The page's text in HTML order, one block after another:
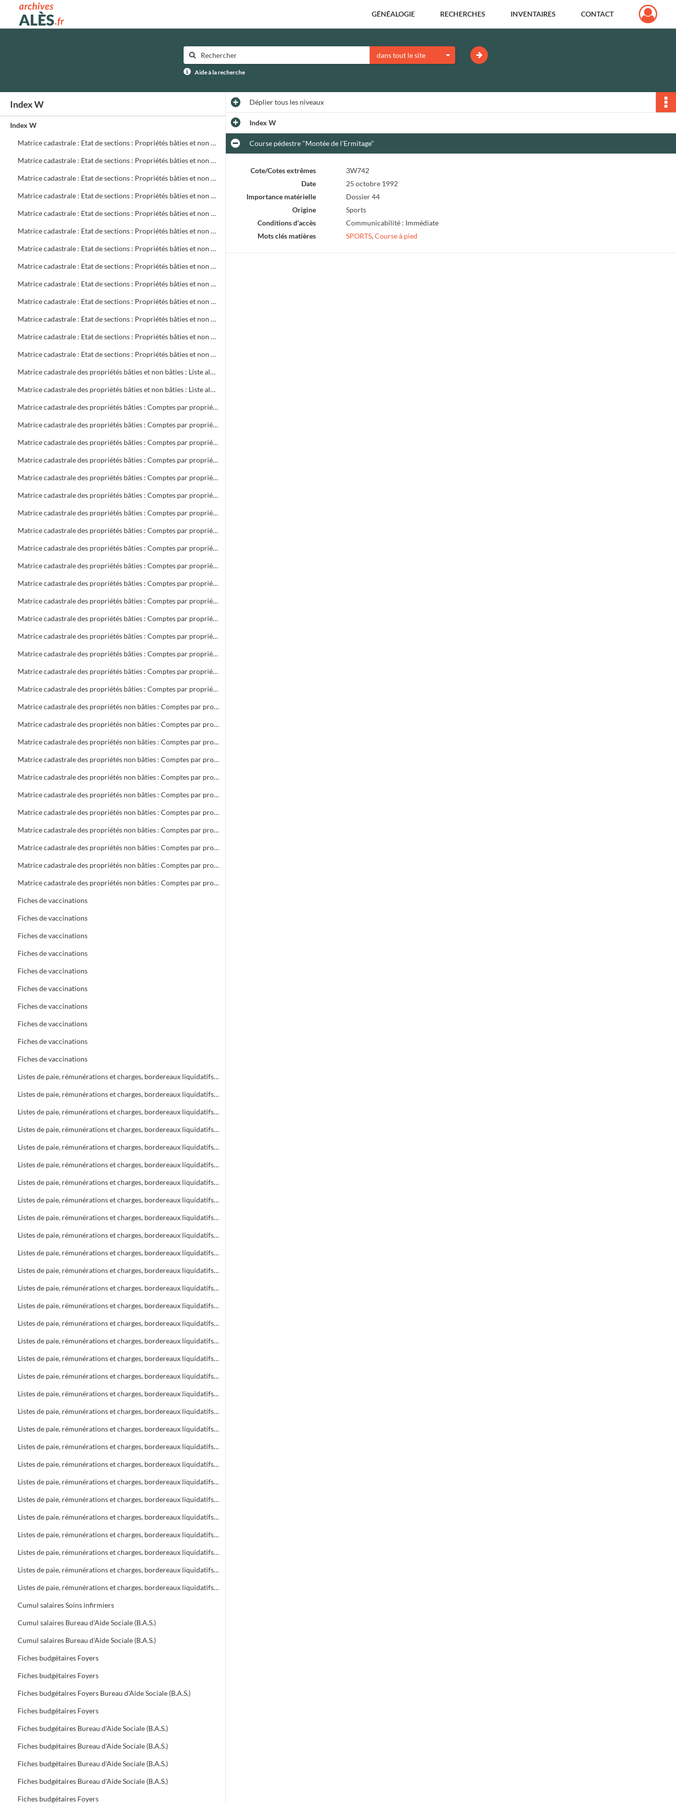
Archives municipales d'Alès GÉNÉALOGIE RECHERCHES INVENTAIRES CONTACT
dans tout le site
Aide à la recherche
Index W
Index W
Matrice cadastrale : Etat de sections : Propriétés bâties et non bâties : Comptes par rue et lieu-dit : CA 621 à 780
Matrice cadastrale : Etat de sections : Propriétés bâties et non bâties : Comptes par rue et lieu-dit : CB 1 à 299
Matrice cadastrale : Etat de sections : Propriétés bâties et non bâties : Comptes par rue et lieu-dit : CB 300 à 499
Matrice cadastrale : Etat de sections : Propriétés bâties et non bâties : Comptes par rue et lieu-dit : CB 500 à 699
Matrice cadastrale : Etat de sections : Propriétés bâties et non bâties : Comptes par rue et lieu-dit : CB 700 à 719
Matrice cadastrale : Etat de sections : Propriétés bâties et non bâties : Comptes par rue et lieu-dit : CB 720 à 770
Matrice cadastrale : Etat de sections : Propriétés bâties et non bâties : Comptes par rue et lieu-dit : CB 771 à 855
Matrice cadastrale : Etat de sections : Propriétés bâties et non bâties : Comptes par rue et lieu-dit : CD 1 à 304
Matrice cadastrale : Etat de sections : Propriétés bâties et non bâties : Comptes par rue et lieu-dit : CH 1 à 394
Matrice cadastrale : Etat de sections : Propriétés bâties et non bâties : Comptes par rue et lieu-dit : CM 1 à 386
Matrice cadastrale : Etat de sections : Propriétés bâties et non bâties : Comptes par rue et lieu-dit : CN 1 à 190
Matrice cadastrale : Etat de sections : Propriétés bâties et non bâties : Comptes par rue et lieu-dit : CN 191 à 387
Matrice cadastrale : Etat de sections : Propriétés bâties et non bâties : Comptes par rue et lieu-dit : CO 1 à 440
Matrice cadastrale des propriétés bâties et non bâties : Liste alphabétique des propriétaires : A à G
Matrice cadastrale des propriétés bâties et non bâties : Liste alphabétique des propriétaires : A à Z
Matrice cadastrale des propriétés bâties : Comptes par propriétaire : 2 à 469 sociétés
Matrice cadastrale des propriétés bâties : Comptes par propriétaire : 2 à 680 copropriétés
Matrice cadastrale des propriétés bâties : Comptes par propriétaire : B 1 à 700
Matrice cadastrale des propriétés bâties : Comptes par propriétaire : B 701 à 1404
Matrice cadastrale des propriétés bâties : Comptes par propriétaire : B 1404 à C 400
Matrice cadastrale des propriétés bâties : Comptes par propriétaire : C 401 à 1268
Matrice cadastrale des propriétés bâties : Comptes par propriétaire : D 1 à E 116
Matrice cadastrale des propriétés bâties : Comptes par propriétaire : F 3 à 566
Matrice cadastrale des propriétés bâties : Comptes par propriétaire : G 3 à 989
Matrice cadastrale des propriétés bâties : Comptes par propriétaire : H 1 à L 98
Matrice cadastrale des propriétés bâties : Comptes par propriétaire : L 101 à M 220
Matrice cadastrale des propriétés bâties : Comptes par propriétaire : M 221 à 1116
Matrice cadastrale des propriétés bâties : Comptes par propriétaire : N 1 à P 729
Matrice cadastrale des propriétés bâties : Comptes par propriétaire : P 730 à R 574
Matrice cadastrale des propriétés bâties : Comptes par propriétaire : R 575 à S 601
Matrice cadastrale des propriétés bâties : Comptes par propriétaire : S 602 à 399
Matrice cadastrale des propriétés bâties : Comptes par propriétaire : V 2 à Z 27
Matrice cadastrale des propriétés non bâties : Comptes par propriétaire : A Collectivités
Matrice cadastrale des propriétés non bâties : Comptes par propriétaire : BA à BOS
Matrice cadastrale des propriétés non bâties : Comptes par propriétaire : BOU à CHAP
Matrice cadastrale des propriétés non bâties : Comptes par propriétaire : CHAR à DOV
Matrice cadastrale des propriétés non bâties : Comptes par propriétaire : DR à GA
Matrice cadastrale des propriétés non bâties : Comptes par propriétaire : GEB à K
Matrice cadastrale des propriétés non bâties : Comptes par propriétaire : LA à MAZ
Matrice cadastrale des propriétés non bâties : Comptes par propriétaire : ME à PH
Matrice cadastrale des propriétés non bâties : Comptes par propriétaire : PIA à ROUG
Matrice cadastrale des propriétés non bâties : Comptes par propriétaire : ROVI à S
Matrice cadastrale des propriétés non bâties : Comptes par propriétaire : T à Z
Fiches de vaccinations
Fiches de vaccinations
Fiches de vaccinations
Fiches de vaccinations
Fiches de vaccinations
Fiches de vaccinations
Fiches de vaccinations
Fiches de vaccinations
Fiches de vaccinations
Fiches de vaccinations
Listes de paie, rémunérations et charges, bordereaux liquidatifs Bureau d'Aide Sociale (B.A.S.)
Listes de paie, rémunérations et charges, bordereaux liquidatifs Bureau d'Aide Sociale (B.A.S.)
Listes de paie, rémunérations et charges, bordereaux liquidatifs Bureau d'Aide Sociale (B.A.S.)
Listes de paie, rémunérations et charges, bordereaux liquidatifs Bureau d'Aide Sociale (B.A.S.)
Listes de paie, rémunérations et charges, bordereaux liquidatifs Bureau d'Aide Sociale (B.A.S.)
Listes de paie, rémunérations et charges, bordereaux liquidatifs Bureau d'Aide Sociale (B.A.S.)
Listes de paie, rémunérations et charges, bordereaux liquidatifs Foyers
Listes de paie, rémunérations et charges, bordereaux liquidatifs Bureau d'Aide Sociale (B.A.S.)
Listes de paie, rémunérations et charges, bordereaux liquidatifs Bureau d'Aide Sociale (B.A.S.) - Foyers
Listes de paie, rémunérations et charges, bordereaux liquidatifs Foyers
Listes de paie, rémunérations et charges, bordereaux liquidatifs Soins infirmiers
Listes de paie, rémunérations et charges, bordereaux liquidatifs Soins infirmiers
Listes de paie, rémunérations et charges, bordereaux liquidatifs Bureau d'Aide Sociale (B.A.S.)
Listes de paie, rémunérations et charges, bordereaux liquidatifs Soins infirmiers, C.A.M.S.P.
Listes de paie, rémunérations et charges, bordereaux liquidatifs Foyers
Listes de paie, rémunérations et charges, bordereaux liquidatifs Bureau d'Aide Sociale (B.A.S.)
Listes de paie, rémunérations et charges, bordereaux liquidatifs Soins infirmiers, C.A.M.S.P.
Listes de paie, rémunérations et charges, bordereaux liquidatifs Foyers
Listes de paie, rémunérations et charges, bordereaux liquidatifs Soins infirmiers
Listes de paie, rémunérations et charges, bordereaux liquidatifs C.A.M.S.P.
Listes de paie, rémunérations et charges, bordereaux liquidatifs Bureau d'Aide Sociale (B.A.S.)
Listes de paie, rémunérations et charges, bordereaux liquidatifs Foyers
Listes de paie, rémunérations et charges, bordereaux liquidatifs Bureau d'Aide Sociale (B.A.S.)
Listes de paie, rémunérations et charges, bordereaux liquidatifs C.A.M.S.P.
Listes de paie, rémunérations et charges, bordereaux liquidatifs Soins infirmiers
Listes de paie, rémunérations et charges, bordereaux liquidatifs Bureau d'Aide Sociale (B.A.S.)
Listes de paie, rémunérations et charges, bordereaux liquidatifs C.A.M.S.P.
Listes de paie, rémunérations et charges, bordereaux liquidatifs Soins infirmiers
Listes de paie, rémunérations et charges, bordereaux liquidatifs Bureau d'Aide Sociale (B.A.S.)
Listes de paie, rémunérations et charges, bordereaux liquidatifs Foyers
Cumul salaires Soins infirmiers
Cumul salaires Bureau d'Aide Sociale (B.A.S.)
Cumul salaires Bureau d'Aide Sociale (B.A.S.)
Fiches budgétaires Foyers
Fiches budgétaires Foyers
Fiches budgétaires Foyers Bureau d'Aide Sociale (B.A.S.)
Fiches budgétaires Foyers
Fiches budgétaires Bureau d'Aide Sociale (B.A.S.)
Fiches budgétaires Bureau d'Aide Sociale (B.A.S.)
Fiches budgétaires Bureau d'Aide Sociale (B.A.S.)
Fiches budgétaires Bureau d'Aide Sociale (B.A.S.)
Fiches budgétaires Foyers
Dépliertous les niveaux
Index W
Course pédestre "Montée de l'Ermitage"
Cote/Cotes extrêmes
3W742
Date
25 octobre 1992
Importance matérielle
Dossier 44
Origine
Sports
Conditions d'accès
Communicabilité : Immédiate
Mots clés matières
SPORTS,Course à pied